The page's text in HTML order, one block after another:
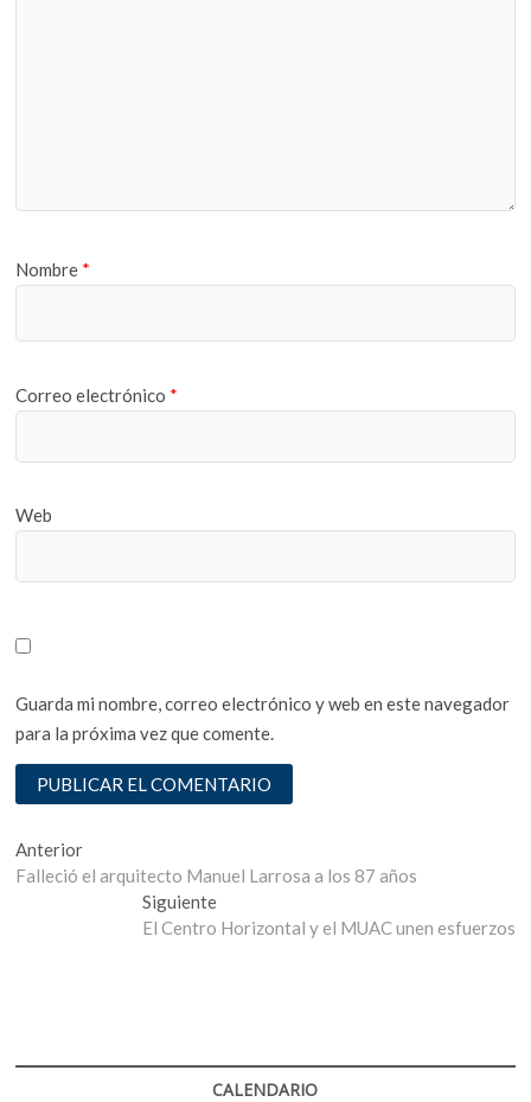
Nombre *
Correo electrónico *
Web
Guarda mi nombre, correo electrónico y web en este navegador
para la próxima vez que comente.
Navegación
de
AnteriorEntrada
anterior:
Falleció el arquitecto Manuel Larrosa a los 87 años
SiguienteEntrada
siguiente:
El Centro Horizontal y el MUAC unen esfuerzos
CALENDARIO